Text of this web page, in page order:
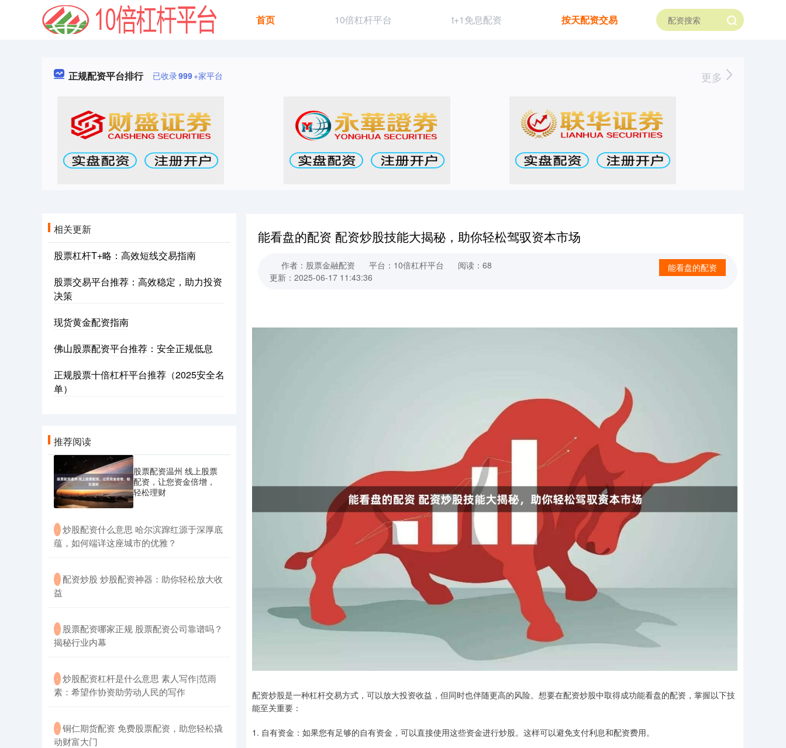
首页 10倍杠杆平台 t+1免息配资 按天配资交易
正规配资平台排行 已收录999+家平台 更多
能看盘的配资 配资炒股技能大揭秘，助你轻松驾驭资本市场
能看盘的配资
作者：股票金融配资 平台：10倍杠杆平台
阅读：68
更新：2025-06-17 11:43:36
配资炒股是一种杠杆交易方式，可以放大投资收益，但同时也伴随更高的风险。想要在配资炒股中取得成功能看盘的配资，掌握以下技
能至关重要：
1. 自有资金：如果您有足够的自有资金，可以直接使用这些资金进行炒股。这样可以避免支付利息和配资费用。
相关更新
股票杠杆T+略：高效短线交易指南
股票交易平台推荐：高效稳定，助力投资
决策
现货黄金配资指南
佛山股票配资平台推荐：安全正规低息
正规股票十倍杠杆平台推荐（2025安全名
单）
推荐阅读
股票配资温州 线上股票
配资，让您资金倍增，
轻松理财
· ​炒股配资什么意思 哈尔滨蹿红源于深厚底
蕴，如何端详这座城市的优雅？
· ​配资炒股 炒股配资神器：助你轻松放大收
益
· ​股票配资哪家正规 股票配资公司靠谱吗？
揭秘行业内幕
· ​炒股配资杠杆是什么意思 素人写作|范雨
素：希望作协资助劳动人民的写作
· ​铜仁期货配资 免费股票配资，助您轻松撬
动财富大门